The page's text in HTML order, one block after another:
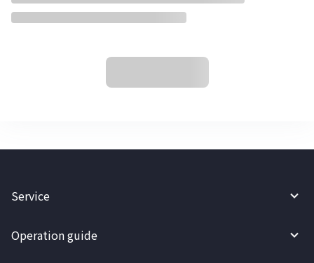
Service
Operation guide